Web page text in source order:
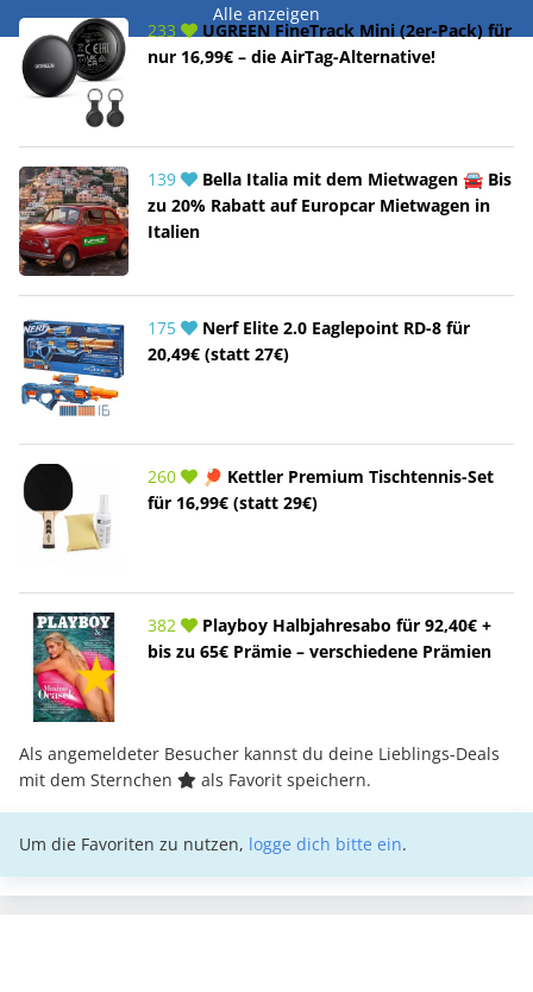
Alle anzeigen
233
UGREEN FineTrack Mini (2er-Pack) für
nur 16,99€ – die AirTag-Alternative!
139
Bella Italia mit dem Mietwagen 🚘 Bis
zu 20% Rabatt auf Europcar Mietwagen in
Italien
175
Nerf Elite 2.0 Eaglepoint RD-8 für
20,49€ (statt 27€)
260
🏓 Kettler Premium Tischtennis-Set
für 16,99€ (statt 29€)
382
Playboy Halbjahresabo für 92,40€ +
bis zu 65€ Prämie – verschiedene Prämien
Als angemeldeter Besucher kannst du deine Lieblings-Deals
mit dem Sternchen
als Favorit speichern.
Um die Favoriten zu nutzen, logge dich bitte ein.